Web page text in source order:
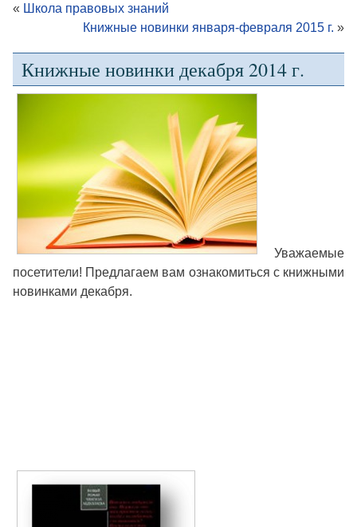
« Школа правовых знаний
Книжные новинки января-февраля 2015 г. »
Книжные новинки декабря 2014 г.
Уважаемые
посетители! Предлагаем вам ознакомиться с книжными
новинками декабря.